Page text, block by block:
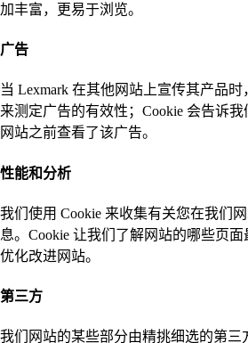
加丰富，更易于浏览。
广告
当 Lexmark 在其他网站上宣传其产品
来测定广告的有效性；Cookie 会告诉
网站之前查看了该广告。
性能和分析
我们使用 Cookie 来收集有关您在我们
息。Cookie 让我们了解网站的哪些页面
优化改进网站。
第三方
我们网站的某些部分由精挑细选的第三